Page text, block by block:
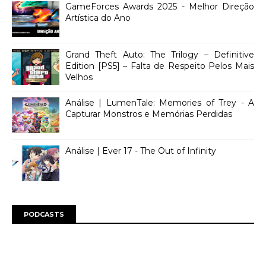
GameForces Awards 2025 - Melhor Direção
Artística do Ano
Grand Theft Auto: The Trilogy – Definitive
Edition [PS5] – Falta de Respeito Pelos Mais
Velhos
Análise | LumenTale: Memories of Trey - A
Capturar Monstros e Memórias Perdidas
Análise | Ever 17 - The Out of Infinity
PODCASTS